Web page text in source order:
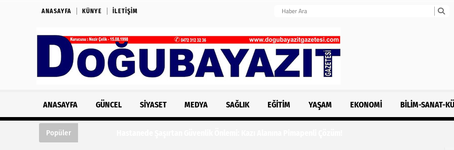
ANASAYFA KÜNYE İLETIŞIM
ANASAYFA GÜNCEL SIYASET MEDYA SAĞLIK EĞITIM YAŞAM EKONOMI BILIM-SANAT-
Popüler